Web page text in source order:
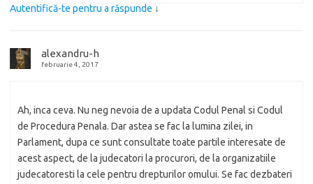
Autentifică-te pentru a răspunde ↓
alexandru-h
februarie 4, 2017
Ah, inca ceva. Nu neg nevoia de a updata Codul Penal si Codul
de Procedura Penala. Dar astea se fac la lumina zilei, in
Parlament, dupa ce sunt consultate toate partile interesate de
acest aspect, de la judecatori la procurori, de la organizatiile
judecatoresti la cele pentru drepturilor omului. Se fac dezbateri